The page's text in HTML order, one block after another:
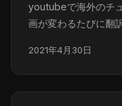
youtubeで海外のチ
画が変わるたびに翻
2021年4月30日